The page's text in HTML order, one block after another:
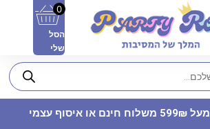
0
הסל
שלי
מעל 599₪ משלוח חינם או איסוף עצמי